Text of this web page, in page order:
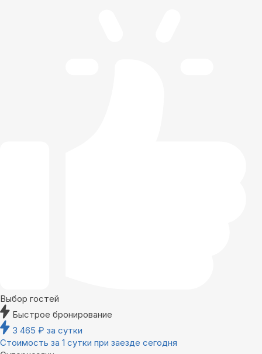
Выбор гостей
Быстрое бронирование
3 465 ₽ за сутки
Стоимость за 1 сутки при заезде сегодня